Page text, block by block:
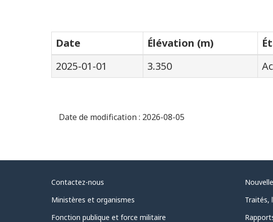
Date Élévation (m)
2025-01-01
3.350
Date de modification : 2026-08-05
Au
sujet
du
Contactez-nous
Ministères et organismes
Fonction publique et force militaire
Traités,